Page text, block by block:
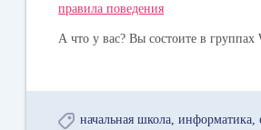
правила поведения
А что у вас? Вы состоите в группах
начальная школа информатика